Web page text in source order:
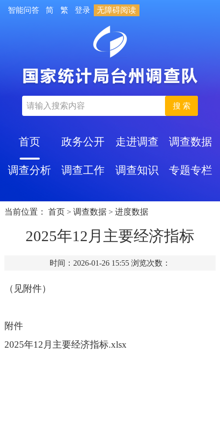
智能问答 简 繁 登录 无障碍阅读
搜 索
首页 政务公开 走进调查 调查数据
调查分析 调查工作 调查知识 专题专栏
当前位置： 首页 > 调查数据 > 进度数据
2025年12月主要经济指标
时间：2026-01-26 15:55 浏览次数：
（见附件）
附件
2025年12月主要经济指标.xlsx